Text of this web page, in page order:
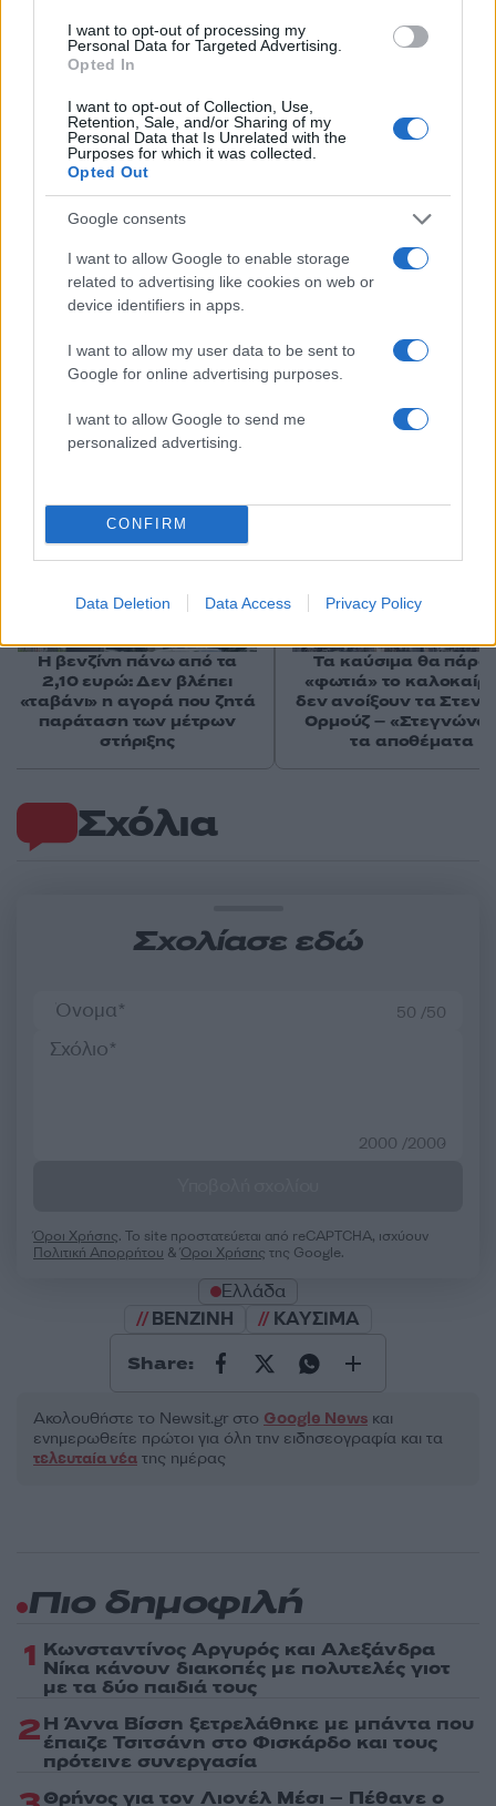
I want to opt-out of processing my
Personal Data for Targeted Advertising.
Opted In
I want to opt-out of Collection, Use,
Retention, Sale, and/or Sharing of my
Personal Data that Is Unrelated with the
Purposes for which it was collected.
Opted Out
Google consents
I want to allow Google to enable storage
related to advertising like cookies on web or
device identifiers in apps.
I want to allow my user data to be sent to
Google for online advertising purposes.
I want to allow Google to send me
personalized advertising.
CONFIRM
Data Deletion Data Access Privacy Policy
καταλήγει.
Σχόλια
Σχολίασε εδώ
50 /50
2000 /2000
Όροι Χρήσης. Το site προστατεύεται από reCAPTCHA, ισχύουν
Πολιτική Απορρήτου &Όροι Χρήσης της Google.
Ελλάδα
ΒΕΝΖΙΝΗ
ΚΑΥΣΙΜΑ
Share:
Ακολουθήστε το Νewsit.gr στο Google News και
ενημερωθείτε πρώτοι για όλη την ειδησεογραφία και τα
τελευταία νέα της ημέρας
Αν τα χάσατε
Η βενζίνη πάνω από τα
2,10 ευρώ: Δεν βλέπει
«ταβάνι» η αγορά που ζητά
παράταση των μέτρων
στήριξης
Tα καύσιμα θα
«φωτιά» το
δεν ανοίξουν τα
Ορμούζ –
τα αποθέματα
Πιο δημοφιλή
1 Κωνσταντίνος Αργυρός και Αλεξάνδρα
Νίκα κάνουν διακοπές με πολυτελές γιοτ
με τα δύο παιδιά τους
2Η Άννα Βίσση ξετρελάθηκε με μπάντα που
έπαιζε Τσιτσάνη στο Φισκάρδο και τους
πρότεινε συνεργασία
Θρήνος για τον Λιονέλ Μέσι – Πέθανε ο